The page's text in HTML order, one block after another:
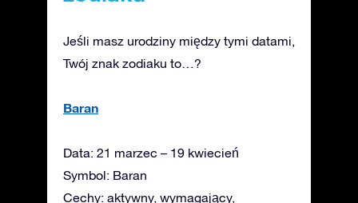
Jeśli masz urodziny między tymi datami,
Twój znak zodiaku to…?
Baran
Data: 21 marzec – 19 kwiecień
Symbol: Baran
Cechy: aktywny, wymagający,